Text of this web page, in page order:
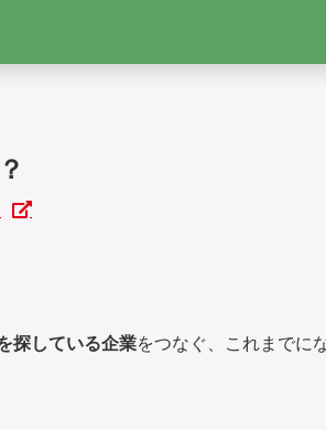
探している企業をつなぐ、これまでに